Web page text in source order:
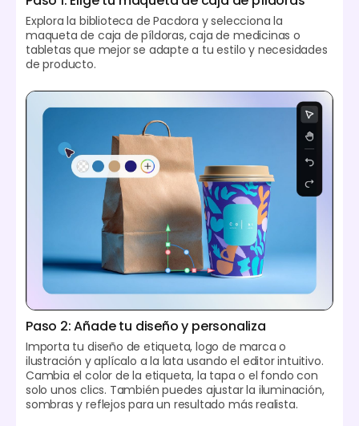
Explora la biblioteca de Pacdora y selecciona la
maqueta de caja de píldoras, caja de medicinas o
tabletas que mejor se adapte a tu estilo y necesidades
de producto.
Paso 2: Añade tu diseño y personaliza
Importa tu diseño de etiqueta, logo de marca o
ilustración y aplícalo a la lata usando el editor intuitivo.
Cambia el color de la etiqueta, la tapa o el fondo con
solo unos clics. También puedes ajustar la iluminación,
sombras y reflejos para un resultado más realista.